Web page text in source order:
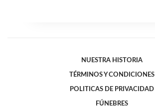
NUESTRA HISTORIA
TÉRMINOS Y CONDICIONES
POLITICAS DE PRIVACIDAD
FÚNEBRES